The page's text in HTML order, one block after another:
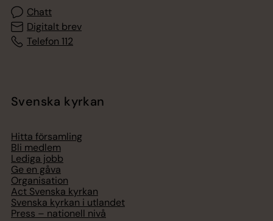
Chatt
Digitalt brev
Telefon 112
Svenska kyrkan
Hitta församling
Bli medlem
Lediga jobb
Ge en gåva
Organisation
Act Svenska kyrkan
Svenska kyrkan i utlandet
Press – nationell nivå